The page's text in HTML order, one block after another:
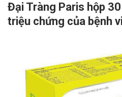
Đại Tràng Paris hộp
triệu chứng của bệnh